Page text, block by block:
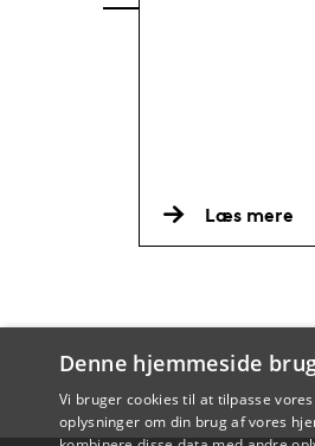
Læs mere
Denne hjemmeside
Vi bruger cookies til at tilpasse
oplysninger om din brug af vores